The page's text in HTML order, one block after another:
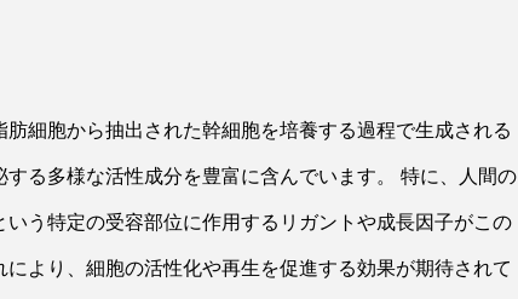
細胞から抽出された幹細胞を培養する過程で生成される
る多様な活性成分を豊富に含んでいます。 特に、人間の
う特定の受容部位に作用するリガントや成長因子がこの
より、細胞の活性化や再生を促進する効果が期待されて